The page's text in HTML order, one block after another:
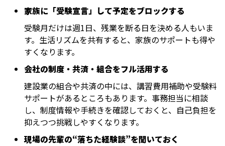
家族に「受験宣言」して予定をブロックする
受験月だけは週1日、残業を断る日を決める人もいま
す。生活リズムを共有すると、家族のサポートも得や
すくなります。
会社の制度・共済・組合をフル活用する
建設業の組合や共済の中には、講習費用補助や受験料
サポートがあるところもあります。事務担当に相談
し、制度情報や手続きを確認しておくと、自己負担を
抑えつつ挑戦しやすくなります。
現場の先輩の“落ちた経験談”を聞いておく